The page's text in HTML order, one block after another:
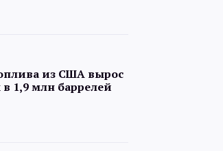
из США вырос
1,9 млн баррелей